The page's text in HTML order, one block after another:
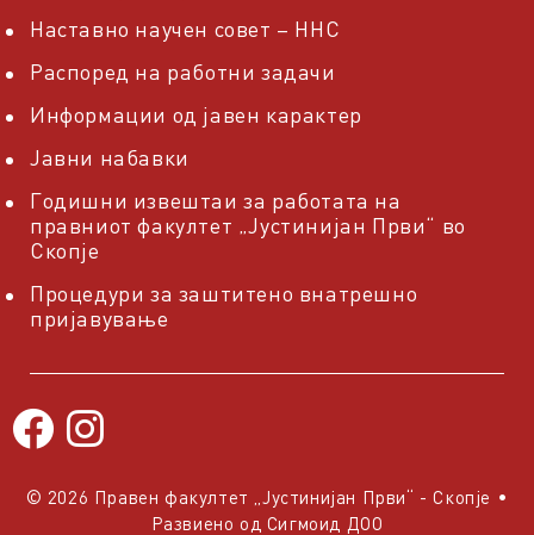
Наставно научен совет – ННС
Распоред на работни задачи
Информации од јавен карактер
Јавни набавки
Годишни извештаи за работата на
правниот факултет „Јустинијан Први“ во
Скопје
Процедури за заштитено внатрешно
пријавување
© 2026 Правен факултет „Јустинијан Први“ - Скопје •
Развиено од Сигмоид ДОО